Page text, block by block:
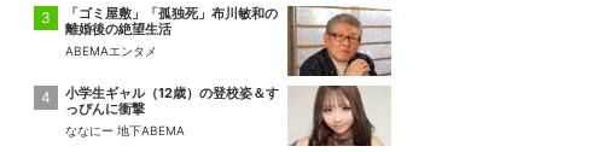
「ゴミ屋敷」「孤独死」布川敏和の
離婚後の絶望生活
ABEMAエンタメ
小学生ギャル（12歳）の登校姿＆す
っぴんに衝撃
ななにー 地下ABEMA